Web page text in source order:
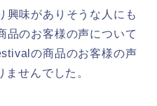
興味がありそうな人にも
品のお客様の声について
の商品のお客様の声
せんでした。